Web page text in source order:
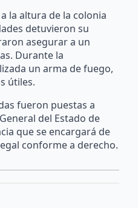
la altura de la colonia
detuvieron su
asegurar a un
Durante la
un arma de fuego,
útiles.
fueron puestas a
del Estado de
que se encargará de
conforme a derecho.